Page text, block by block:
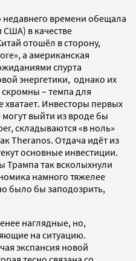
времени обещала
США) в качестве
отошёл в сторону,
а американская
спурта
энергетики, однако их
– темпа для
хватает. Инвесторы первых
выйти из вроде бы
складываются «в ноль»
Theranos. Отдача идёт из
основные инвестиции.
Трампа так всколыхнули
намного тяжелее
было бы заподозрить,
наглядные, но,
на ситуацию.
экспансия новой